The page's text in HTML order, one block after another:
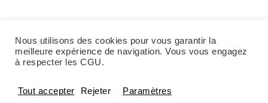
Nous utilisons des cookies pour vous garantir la
meilleure expérience de navigation. Vous vous engagez
à respecter les CGU.
Tout accepter Rejeter Paramètres